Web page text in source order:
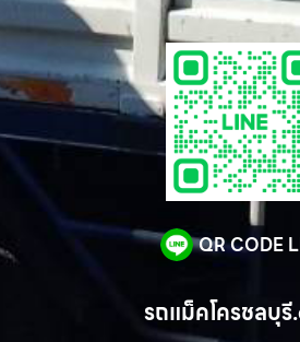
QR CODE
รถแม็คโครชลบุ